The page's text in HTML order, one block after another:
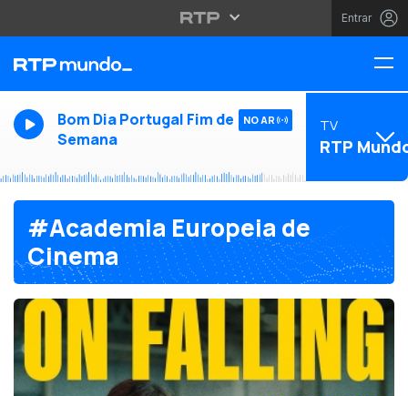
Entrar
Bom Dia Portugal Fim de
Semana
NO AR TV
RTP
#Academia Europeia de
Cinema